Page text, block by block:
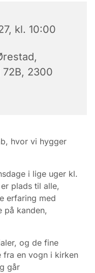
kl. 10:00
2300
hvor vi hygger
i lige uger kl.
plads til alle,
erfaring med
kanden,
og de fine
fra en vogn i kirken
går